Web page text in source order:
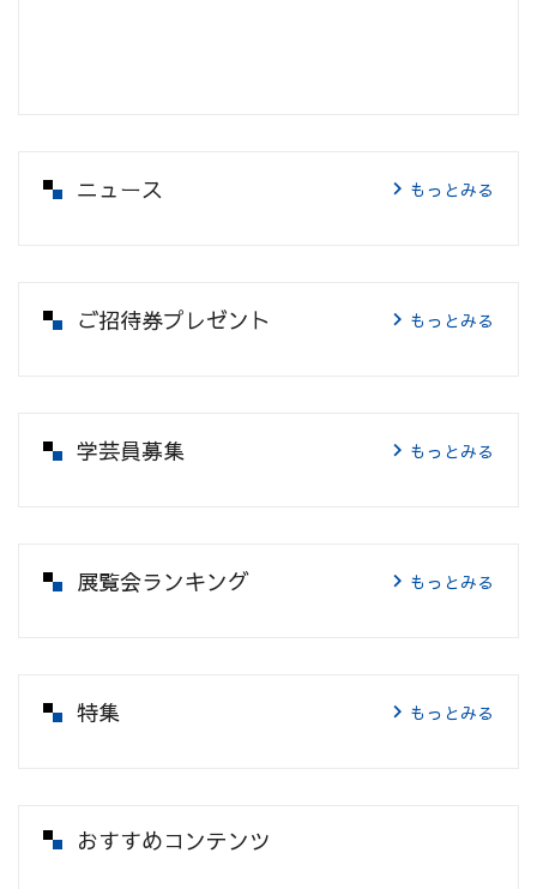
ニュース もっとみる
ご招待券プレゼント もっとみる
学芸員募集 もっとみる
展覧会ランキング もっとみる
特集 もっとみる
おすすめコンテンツ